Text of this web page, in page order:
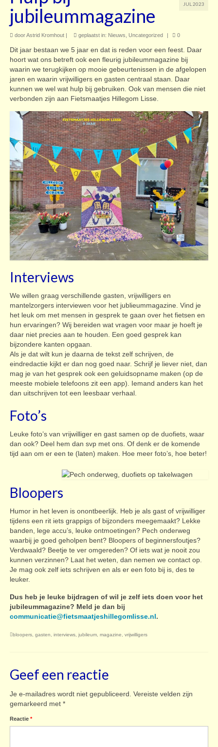
Contact
JUL 2023
jubileummagazine
doorAstrid Kromhout | geplaatst in: Nieuws Uncategorized | 0
Dit jaar bestaan we 5 jaar en dat is reden voor een feest. Daar
hoort wat ons betreft ook een fleurig jubileummagazine bij
waarin we terugkijken op mooie gebeurtenissen in de afgelopen
jaren en waarin vrijwilligers en gasten centraal staan. Daar
kunnen we wel wat hulp bij gebruiken. Ook van mensen die niet
verbonden zijn aan Fietsmaatjes Hillegom Lisse.
Interviews
We willen graag verschillende gasten, vrijwilligers en
mantelzorgers interviewen voor het jublieummagazine. Vind je
het leuk om met mensen in gesprek te gaan over het fietsen en
hun ervaringen? Wij bereiden wat vragen voor maar je hoeft je
daar niet precies aan te houden. Een goed gesprek kan
bijzondere kanten opgaan.
Als je dat wilt kun je daarna de tekst zelf schrijven, de
eindredactie kijkt er dan nog goed naar. Schrijf je liever niet, dan
mag je van het gesprek ook een geluidsopname maken (op de
meeste mobiele telefoons zit een app). Iemand anders kan het
dan uitschrijven tot een leesbaar verhaal.
Foto’s
Leuke foto’s van vrijwilliger en gast samen op de duofiets, waar
dan ook? Deel hem dan svp met ons. Of denk er de komende
tijd aan om er een te (laten) maken. Hoe meer foto’s, hoe beter!
Bloopers
Humor in het leven is onontbeerlijk. Heb je als gast of vrijwilliger
tijdens een rit iets grappigs of bijzonders meegemaakt? Lekke
banden, lege accu’s, leuke ontmoetingen? Pech onderweg
waarbij je goed geholpen bent? Bloopers of beginnersfoutjes?
Verdwaald? Beetje te ver omgereden? Of iets wat je nooit zou
kunnen verzinnen? Laat het weten, dan nemen we contact op.
Je mag ook zelf iets schrijven en als er een foto bij is, des te
leuker.
Dus heb je leuke bijdragen of wil je zelf iets doen voor het
jubileummagazine? Meld je dan bij
communicatie@fietsmaatjeshillegomlisse.nl.
bloopers gasten interviews jubileum magazine vrijwilligers
Geef een reactie
Je e-mailadres wordt niet gepubliceerd. Vereiste velden zijn
gemarkeerd met *
Reactie *